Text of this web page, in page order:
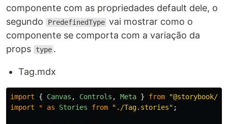
componente com as propriedades default dele, o
segundo
PredefinedType vai mostrar como o
componente se comporta com a variação da
props
type .
Tag.mdx
import { Canvas , Controls , Meta } from "@storybook/
import
* as Stories from " ./Tag.stories" ;